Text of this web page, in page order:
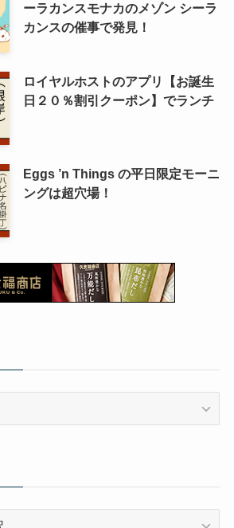
ーラカンスモナカのメゾン シーラ
カンスの催事で発見！
ロイヤルホストのアプリ【お誕生
日２０％割引クーポン】でランチ
Eggs ’n Things の平日限定モーニ
ングは超穴場！